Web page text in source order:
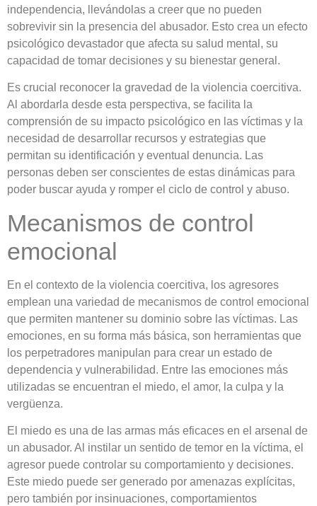
independencia, llevándolas a creer que no pueden
sobrevivir sin la presencia del abusador. Esto crea un efecto
psicológico devastador que afecta su salud mental, su
capacidad de tomar decisiones y su bienestar general.
Es crucial reconocer la gravedad de la violencia coercitiva.
Al abordarla desde esta perspectiva, se facilita la
comprensión de su impacto psicológico en las víctimas y la
necesidad de desarrollar recursos y estrategias que
permitan su identificación y eventual denuncia. Las
personas deben ser conscientes de estas dinámicas para
poder buscar ayuda y romper el ciclo de control y abuso.
Mecanismos de control
emocional
En el contexto de la violencia coercitiva, los agresores
emplean una variedad de mecanismos de control emocional
que permiten mantener su dominio sobre las víctimas. Las
emociones, en su forma más básica, son herramientas que
los perpetradores manipulan para crear un estado de
dependencia y vulnerabilidad. Entre las emociones más
utilizadas se encuentran el miedo, el amor, la culpa y la
vergüenza.
El miedo es una de las armas más eficaces en el arsenal de
un abusador. Al instilar un sentido de temor en la víctima, el
agresor puede controlar su comportamiento y decisiones.
Este miedo puede ser generado por amenazas explícitas,
pero también por insinuaciones, comportamientos